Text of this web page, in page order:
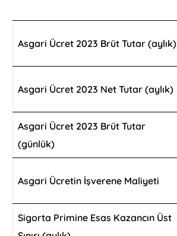
Asgari Ücret 2023 Brüt Tutar (aylık)
Asgari Ücret 2023 Net Tutar (aylık)
Asgari Ücret 2023 Brüt Tutar
(günlük)
Asgari Ücretin İşverene Maliyeti
Sigorta Primine Esas Kazancın Üst